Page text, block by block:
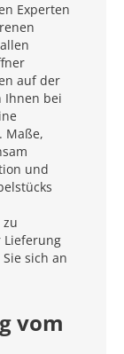
Experten
auf der
Ihnen bei
Maße,
und
zu
Lieferung
sich an
vom